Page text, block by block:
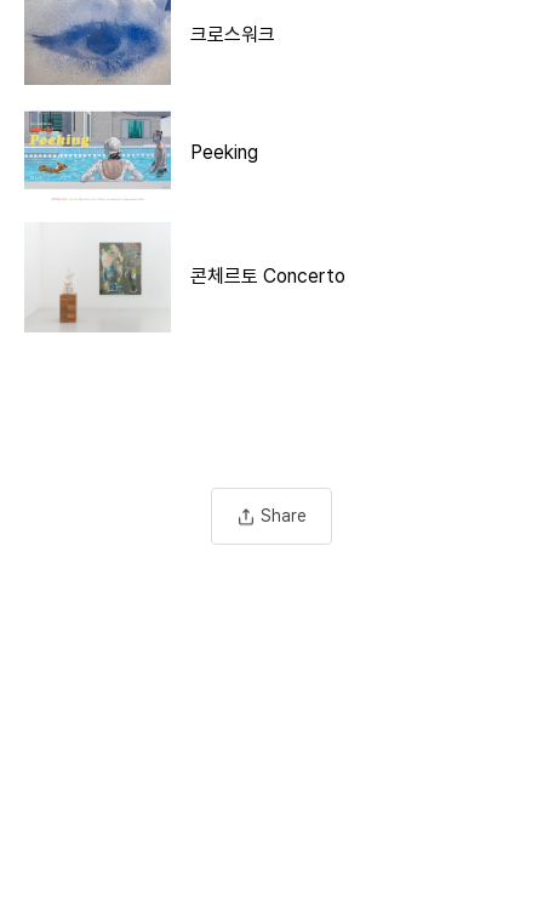
크로스워크
Peeking
콘체르토 Concerto
Share